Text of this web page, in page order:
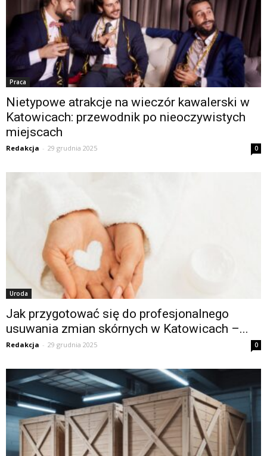
Praca
Nietypowe atrakcje na wieczór kawalerski w
Katowicach: przewodnik po nieoczywistych
miejscach
Redakcja - 29 grudnia 2025 0
Uroda
Jak przygotować się do profesjonalnego
usuwania zmian skórnych w Katowicach –...
Redakcja - 29 grudnia 2025 0